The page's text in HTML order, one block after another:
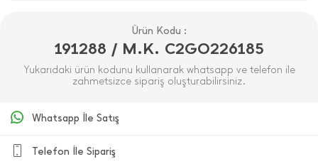
Ürün Kodu :
191288 / M.K. C2GO226185
Yukarıdaki ürün kodunu kullanarak whatsapp ve telefon ile
zahmetsizce sipariş oluşturabilirsiniz.
Whatsapp İle Satış
Telefon İle Sipariş